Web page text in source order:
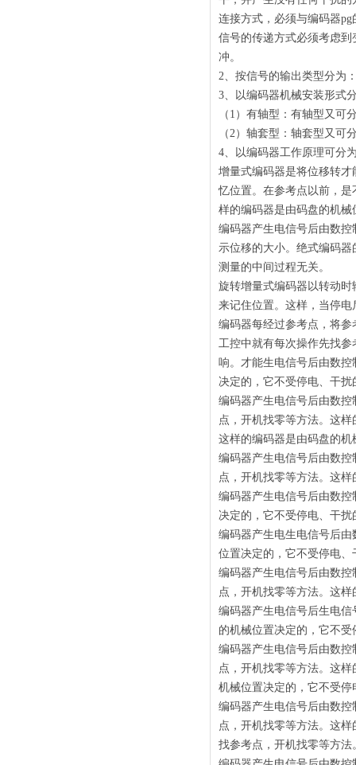
连接方式，必须与编码器
信号的传递方式必须考虑
冲。
2、按信号的输出类型分为
3、以编码器机械安装形式
（1）有轴型：有轴型又可
（2）轴套型：轴套型又可
4、以编码器工作原理可分
增量式编码器是将位移转
忆位置。在参考点以前，
样的编码器是由码盘的机
编码器产生电信号后由数
示位移的大小。绝式编码
测量的中间过程无关。
旋转增量式编码器以转动
来记住位置。这样，当停
编码器每经过参考点，将
工控中就有每次操作先找
响。才能生电信号后由数
决定的，它不受停电、干扰
编码器产生电信号后由数
点，开机找零等方法。这
这样的编码器是由码盘的
编码器产生电信号后由数
点，开机找零等方法。这
编码器产生电信号后由数
决定的，它不受停电、干扰
编码器产生电生电信号后
位置决定的，它不受停电、
编码器产生电信号后由数
点，开机找零等方法。这
编码器产生电信号后生电
的机械位置决定的，它不
编码器产生电信号后由数
点，开机找零等方法。这
机械位置决定的，它不受停
编码器产生电信号后由数
点，开机找零等方法。这
找参考点，开机找零等方